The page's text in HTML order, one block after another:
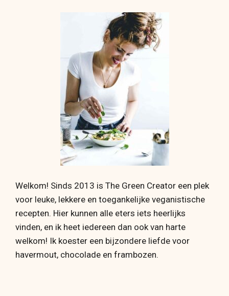
Welkom! Sinds 2013 is The Green Creator een plek
voor leuke, lekkere en toegankelijke veganistische
recepten. Hier kunnen alle eters iets heerlijks
vinden, en ik heet iedereen dan ook van harte
welkom! Ik koester een bijzondere liefde voor
havermout, chocolade en frambozen.